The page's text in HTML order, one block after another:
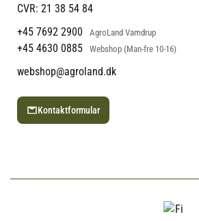
Ofte stillede spørgsmål
CVR: 21 38 54 84
+45 7692 2900
AgroLand Vamdrup
+45 4630 0885 Webshop (Man-fre 10-16)
webshop@agroland.dk
Kontaktformular